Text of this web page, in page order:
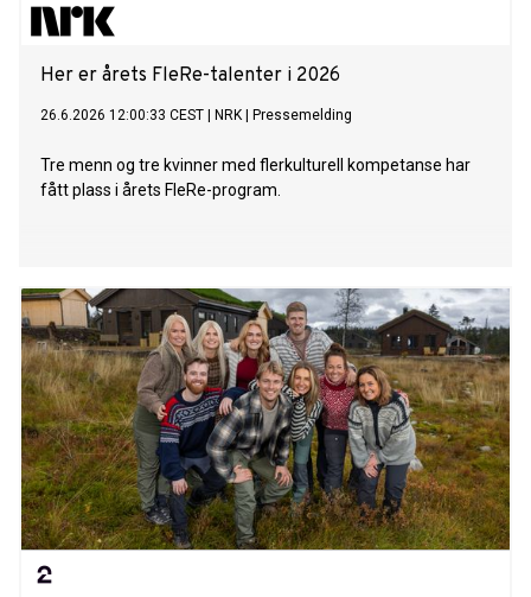
Her er årets FleRe-talenter i 2026
26.6.2026 12:00:33 CEST NRK Pressemelding
Tre menn og tre kvinner med flerkulturell kompetanse har
fått plass i årets FleRe-program.